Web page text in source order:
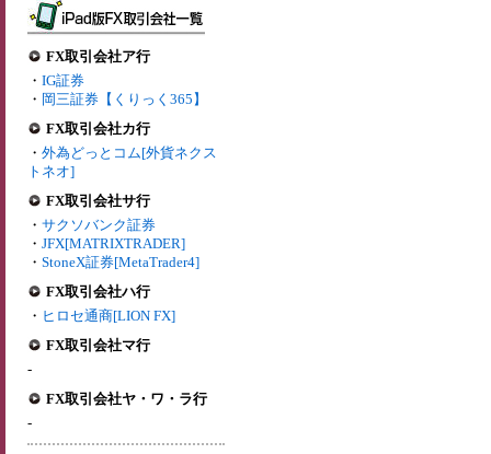
FX取引会社ア行
・ IG証券
・ 岡三証券【くりっく365】
FX取引会社カ行
・ 外為どっとコム[外貨ネクス
トネオ]
FX取引会社サ行
・ サクソバンク証券
・ JFX[MATRIXTRADER]
・ StoneX証券[MetaTrader4]
FX取引会社ハ行
・ ヒロセ通商[LION FX]
FX取引会社マ行
-
FX取引会社ヤ・ワ・ラ行
-